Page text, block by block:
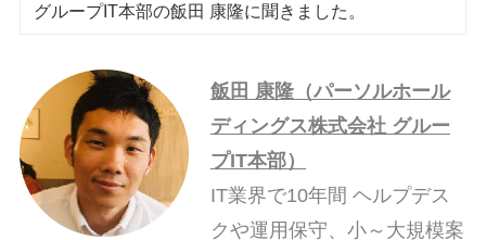
グループIT本部の飯田 康隆に聞きました。
飯田 康隆（パーソルホール
ディングス株式会社 グルー
プIT本部）
IT業界で10年間 ヘルプデス
クや運用保守、小～大規模案